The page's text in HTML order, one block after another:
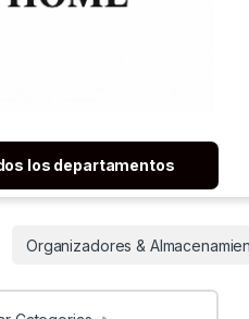
los departamentos
Organizadores &